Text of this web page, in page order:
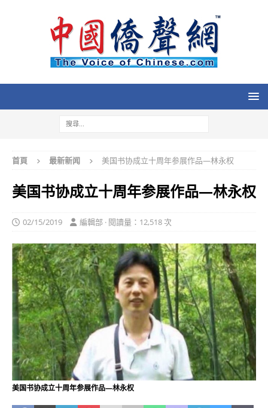
首頁 最新新闻 美国书协成立十周年参展作品—林永权
美国书协成立十周年参展作品—林永权
02/15/2019 編輯部 · 閱讀量：12,518 次
美国书协成立十周年参展作品—林永权